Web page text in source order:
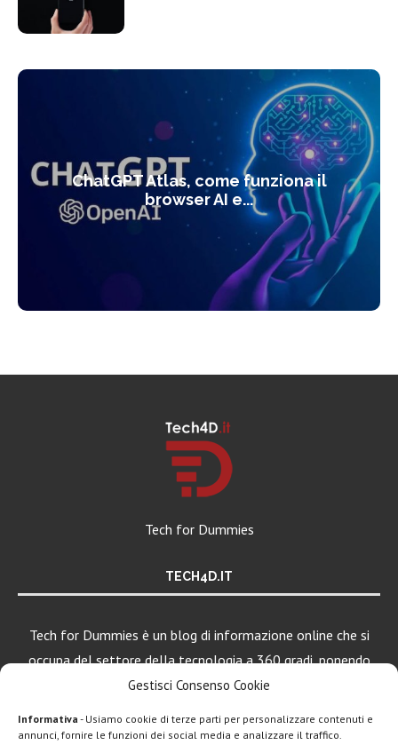
Gestisci Consenso Cookie
Informativa - Usiamo cookie di terze parti per personalizzare contenuti e
annunci, fornire le funzioni dei social media e analizzare il traffico.
ChatGPT Atlas, come funziona il
browser AI e...
Tech for Dummies
TECH4D.IT
Tech for Dummies è un blog di informazione online che si
occupa del settore della tecnologia a 360 gradi, ponendo
una particolare attenzione al mondo Android, Apple e